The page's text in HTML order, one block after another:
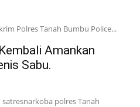
Polres Tanah Bumbu Police...
Amankan
Sabu.
satresnarkoba polres Tanah